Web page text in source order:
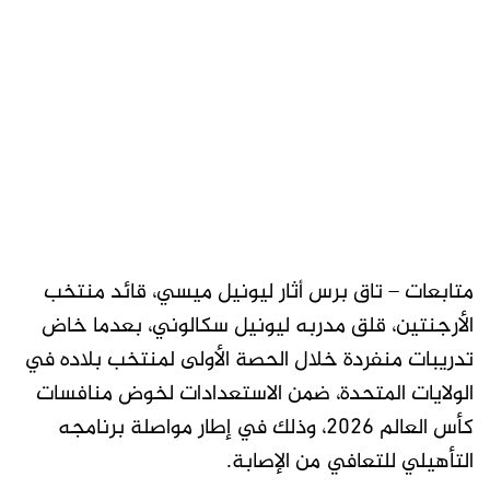
متابعات – تاق برس أثار ليونيل ميسي، قائد منتخب
الأرجنتين، قلق مدربه ليونيل سكالوني، بعدما خاض
تدريبات منفردة خلال الحصة الأولى لمنتخب بلاده في
الولايات المتحدة، ضمن الاستعدادات لخوض منافسات
كأس العالم 2026، وذلك في إطار مواصلة برنامجه
التأهيلي للتعافي من الإصابة.